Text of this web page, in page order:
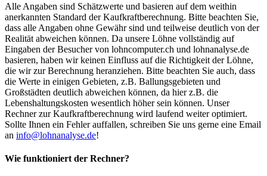
Alle Angaben sind Schätzwerte und basieren auf dem weithin
anerkannten Standard der Kaufkraftberechnung. Bitte beachten Sie,
dass alle Angaben ohne Gewähr sind und teilweise deutlich von der
Realität abweichen können. Da unsere Löhne vollständig auf
Eingaben der Besucher von lohncomputer.ch und lohnanalyse.de
basieren, haben wir keinen Einfluss auf die Richtigkeit der Löhne,
die wir zur Berechnung heranziehen. Bitte beachten Sie auch, dass
die Werte in einigen Gebieten, z.B. Ballungsgebieten und
Großstädten deutlich abweichen können, da hier z.B. die
Lebenshaltungskosten wesentlich höher sein können. Unser
Rechner zur Kaufkraftberechnung wird laufend weiter optimiert.
Sollte Ihnen ein Fehler auffallen, schreiben Sie uns gerne eine Email
an info@lohnanalyse.de!
Wie funktioniert der Rechner?